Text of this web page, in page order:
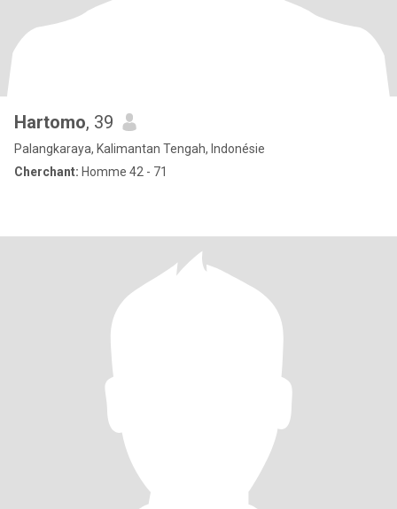
Hartomo, 39
Palangkaraya, Kalimantan Tengah, Indonésie
Cherchant: Homme 42 - 71